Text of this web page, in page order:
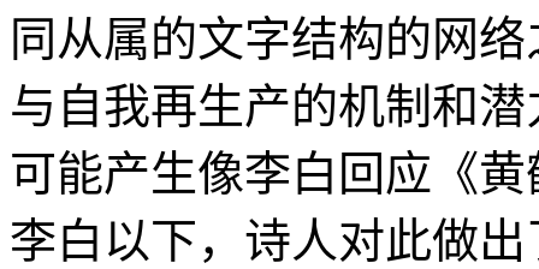
同从属的文字结构的网
与自我再生产的机制和
可能产生像李白回应《
李白以下，诗人对此做